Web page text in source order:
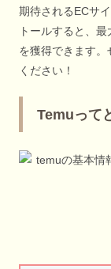
期待されるECサ
トールすると、
を獲得できます
ください！
Temuって